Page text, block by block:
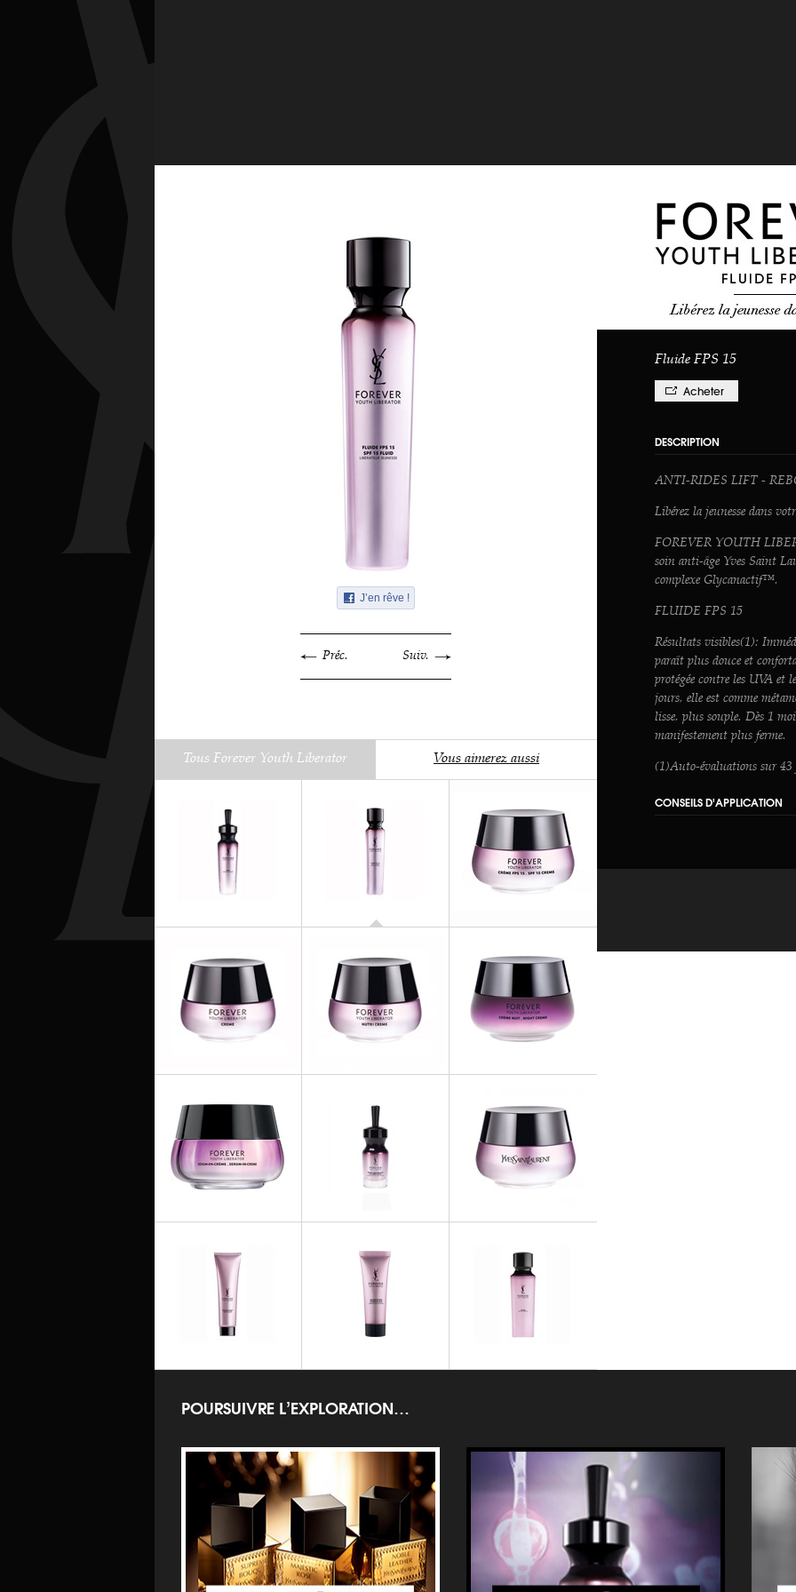
Fluide FPS 15
Acheter
DESCRIPTION
ANTI-RIDES LIFT -
Libérez la jeunesse dans
FOREVER YOUTH
soin anti-âge Yves Saint
complexe Glycanactif™.
FLUIDE FPS 15
Résultats visibles(1):
paraît plus douce et
protégée contre les UVA et
jours, elle est comme
lisse, plus souple. Dès 1
manifestement plus ferme.
(1)Auto-évaluations sur 43
CONSEILS D'APPLICATION
J’en rêve !
Préc. Suiv.
Tous Forever Youth Liberator Vous aimerez aussi
FOREVER YOUTH LIBERATOR
Sérum
FOREVER YOUTH LIBERATOR
Crème FPS 15
FOREVER YOUTH LIBERATOR
Crème
FOREVER YOUTH LIBERATOR
Nutri Crème
FOREVER YOUTH LIBERATOR
Crème Nuit
FOREVER YOUTH LIBERATOR
Sérum en Crème
FOREVER YOUTH LIBERATOR
Sérum Zone Regard
FOREVER YOUTH LIBERATOR
Crème Yeux
Mousse Nettoyante Masque Intense Lotion
POURSUIVRE L’EXPLORATION…